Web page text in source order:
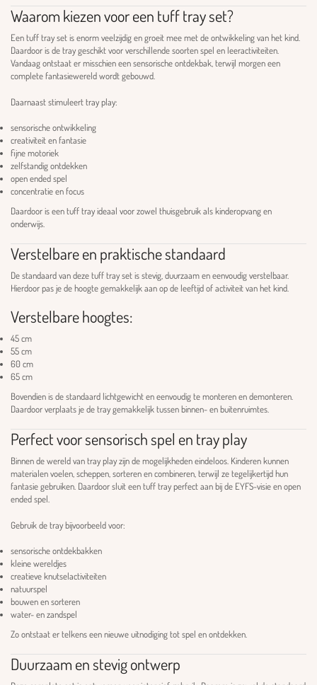
Waarom kiezen voor een tuff tray set?
Een tuff tray set is enorm veelzijdig en groeit mee met de ontwikkeling van het kind.
Daardoor is de tray geschikt voor verschillende soorten spel en leeractiviteiten.
Vandaag ontstaat er misschien een sensorische ontdekbak, terwijl morgen een
complete fantasiewereld wordt gebouwd.
Daarnaast stimuleert tray play:
sensorische ontwikkeling
creativiteit en fantasie
fijne motoriek
zelfstandig ontdekken
open ended spel
concentratie en focus
Daardoor is een tuff tray ideaal voor zowel thuisgebruik als kinderopvang en
onderwijs.
Verstelbare en praktische standaard
De standaard van deze tuff tray set is stevig, duurzaam en eenvoudig verstelbaar.
Hierdoor pas je de hoogte gemakkelijk aan op de leeftijd of activiteit van het kind.
Verstelbare hoogtes:
45 cm
55 cm
60 cm
65 cm
Bovendien is de standaard lichtgewicht en eenvoudig te monteren en demonteren.
Daardoor verplaats je de tray gemakkelijk tussen binnen- en buitenruimtes.
Perfect voor sensorisch spel en tray play
Binnen de wereld van tray play zijn de mogelijkheden eindeloos. Kinderen kunnen
materialen voelen, scheppen, sorteren en combineren, terwijl ze tegelijkertijd hun
fantasie gebruiken. Daardoor sluit een tuff tray perfect aan bij de EYFS-visie en open
ended spel.
Gebruik de tray bijvoorbeeld voor:
sensorische ontdekbakken
kleine wereldjes
creatieve knutselactiviteiten
natuurspel
bouwen en sorteren
water- en zandspel
Zo ontstaat er telkens een nieuwe uitnodiging tot spel en ontdekken.
Duurzaam en stevig ontwerp